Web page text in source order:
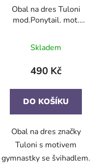
Obal na dres Tuloni
mod.Ponytail. mot.
Skladem
490 Kč
DO KOŠÍKU
Obal na dres značky
Tuloni s motivem
gymnastky se švihadlem.